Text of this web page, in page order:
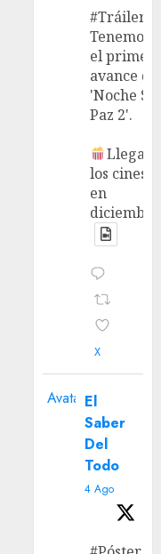
#Tráiler
Tenemos
el primer
avance de
'Noche
Paz 2'.
Llega a
los cines
en
X
Avatar El
Saber
Del
Todo
4 Ago